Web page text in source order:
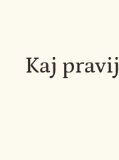
Kaj